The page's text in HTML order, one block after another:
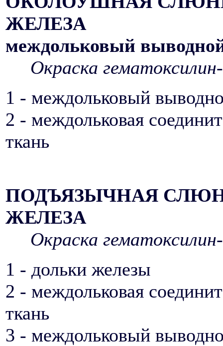
ЖЕЛЕЗА
междольковый
Окраска
1 - междольковый
2 - междольковая
ткань
ПОДЪЯЗЫЧНАЯ
ЖЕЛЕЗА
Окраска
1 - дольки железы
2 - междольковая
ткань
3 - междольковый